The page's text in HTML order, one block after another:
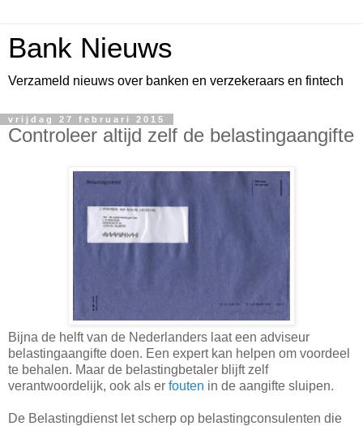
Bank Nieuws
Verzameld nieuws over banken en verzekeraars en fintech
vrijdag 27 februari 2015
Controleer altijd zelf de belastingaangifte
Bijna de helft van de Nederlanders laat een adviseur
belastingaangifte doen. Een expert kan helpen om voordeel
te behalen. Maar de belastingbetaler blijft zelf
verantwoordelijk, ook als er fouten in de aangifte sluipen.
De Belastingdienst let scherp op belastingconsulenten die